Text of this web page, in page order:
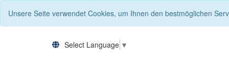
Unsere Seite verwendet Cookies, um Ihnen den bestmöglichen
Select Language ▼